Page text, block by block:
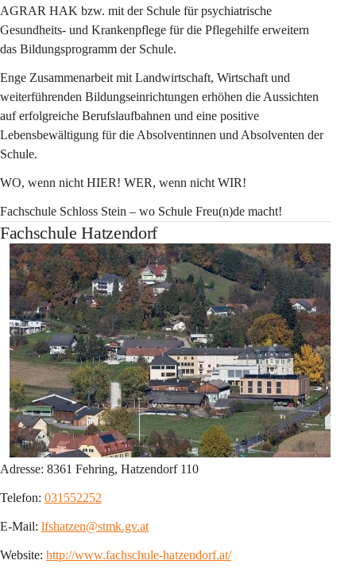
AGRAR HAK bzw. mit der Schule für psychiatrische
Gesundheits- und Krankenpflege für die Pflegehilfe erweitern
das Bildungsprogramm der Schule.
Enge Zusammenarbeit mit Landwirtschaft, Wirtschaft und
weiterführenden Bildungseinrichtungen erhöhen die Aussichten
auf erfolgreiche Berufslaufbahnen und eine positive
Lebensbewältigung für die Absolventinnen und Absolventen der
Schule.
WO, wenn nicht HIER! WER, wenn nicht WIR!
Fachschule Schloss Stein – wo Schule Freu(n)de macht!
Fachschule Hatzendorf
Adresse: 8361 Fehring, Hatzendorf 110
Telefon: 031552252
E-Mail: lfshatzen@stmk.gv.at
Website: http://www.fachschule-hatzendorf.at/